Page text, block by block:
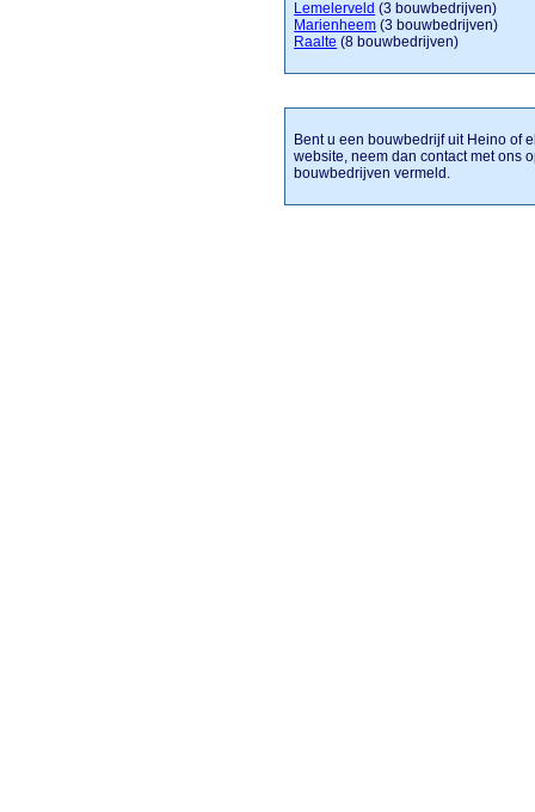
Lemelerveld (3 bouwbedrijven)
Marienheem (3 bouwbedrijven)
Raalte (8 bouwbedrijven)
Bent u een bouwbedrijf uit Heino of
website, neem dan contact met ons
bouwbedrijven vermeld.